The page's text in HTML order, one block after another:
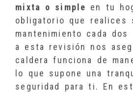
mixta o simple en tu
obligatorio que realices
mantenimiento cada dos
a esta revisión nos
caldera funciona de
lo que supone una
seguridad para ti. En